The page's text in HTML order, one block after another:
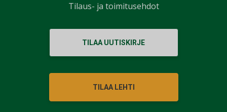
TILAA UUTISKIRJE
TILAA LEHTI
Tilaus- ja toimitusehdot